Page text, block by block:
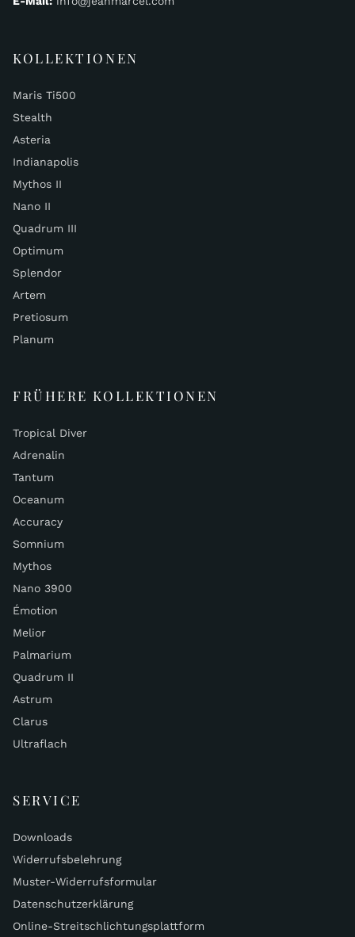
KOLLEKTIONEN
Maris Ti500
Stealth
Asteria
Indianapolis
Mythos II
Nano II
Quadrum III
Optimum
Splendor
Artem
Pretiosum
Planum
FRÜHERE KOLLEKTIONEN
Tropical Diver
Adrenalin
Tantum
Oceanum
Accuracy
Somnium
Mythos
Nano 3900
Émotion
Melior
Palmarium
Quadrum II
Astrum
Clarus
Ultraflach
SERVICE
Downloads
Widerrufsbelehrung
Muster-Widerrufsformular
Datenschutzerklärung
Online-Streitschlichtungsplattform